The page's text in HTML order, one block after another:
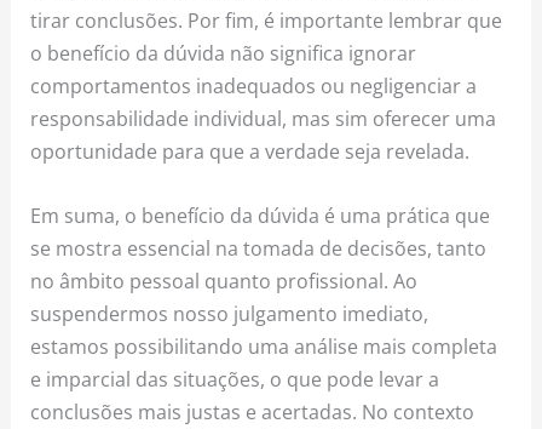
tirar conclusões. Por fim, é importante lembrar que
o benefício da dúvida não significa ignorar
comportamentos inadequados ou negligenciar a
responsabilidade individual, mas sim oferecer uma
oportunidade para que a verdade seja revelada.
Em suma, o benefício da dúvida é uma prática que
se mostra essencial na tomada de decisões, tanto
no âmbito pessoal quanto profissional. Ao
suspendermos nosso julgamento imediato,
estamos possibilitando uma análise mais completa
e imparcial das situações, o que pode levar a
conclusões mais justas e acertadas. No contexto